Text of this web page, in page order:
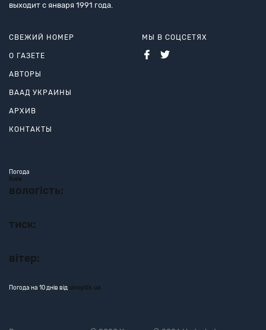
выходит с января 1991 года.
СВЕЖИЙ НОМЕР
О ГАЗЕТЕ
АВТОРЫ
ВААД УКРАИНЫ
АРХИВ
КОНТАКТЫ
МЫ В СОЦСЕТЯХ
Погода
Київ
вологість:
тиск:
вітер:
Погода на 10 днів від sinoptik.ua